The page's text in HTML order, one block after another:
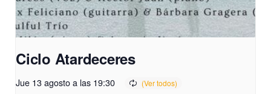
Ciclo Atardeceres
Jue 13 agosto a las 19:30